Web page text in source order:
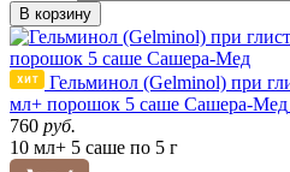
В корзину
Гельминол (Gelminol) при
мл+ порошок 5 саше Сашера-Мед
760 руб.
10 мл+ 5 саше по 5 г